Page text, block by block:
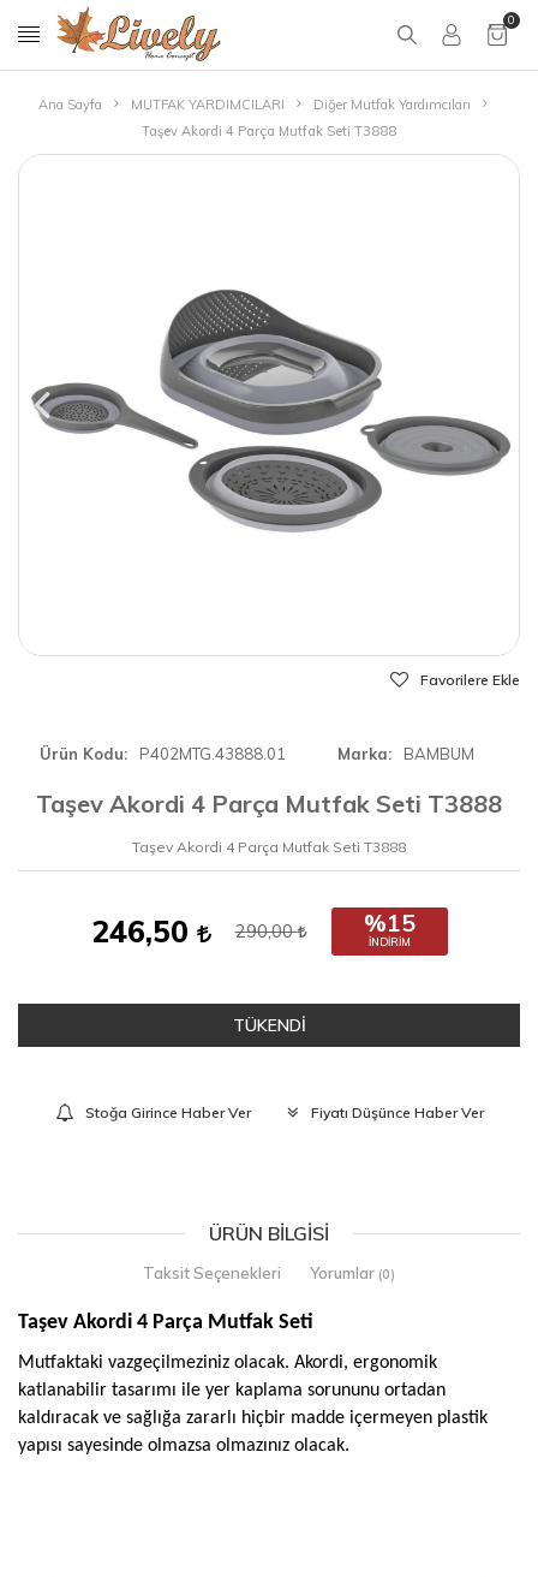
0
Ana Sayfa MUTFAK YARDIMCILARI
Diğer Mutfak Yardımcıları
Taşev Akordi 4 Parça Mutfak Seti T3888
Favorilere Ekle
Ürün Kodu P402MTG.43888.01 Marka BAMBUM
Taşev Akordi 4 Parça Mutfak Seti T3888
Taşev Akordi 4 Parça Mutfak Seti T3888
246,50 290,00 %15
İNDIRIM
TÜKENDİ
Stoğa Girince Haber Ver Fiyatı Düşünce Haber Ver
ÜRÜN BILGISI
Taksit Seçenekleri Yorumlar (0)
Taşev Akordi 4 Parça Mutfak Seti
Mutfaktaki vazgeçilmeziniz olacak. Akordi, ergonomik
katlanabilir tasarımı ile yer kaplama sorununu ortadan
kaldıracak ve sağlığa zararlı hiçbir madde içermeyen plastik
yapısı sayesinde olmazsa olmazınız olacak.